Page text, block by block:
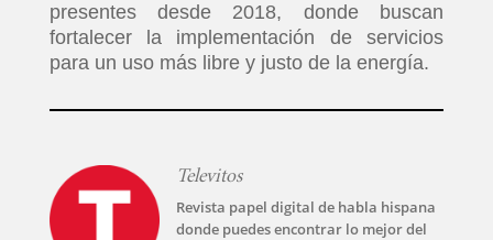
presentes desde 2018, donde buscan
fortalecer la implementación de servicios
para un uso más libre y justo de la energía.
Televitos
Revista papel digital de habla hispana
donde puedes encontrar lo mejor del